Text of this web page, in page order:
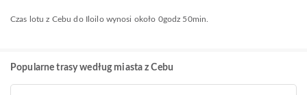
Czas lotu z Cebu do Iloilo wynosi około 0godz 50min.
Popularne trasy według miasta z Cebu